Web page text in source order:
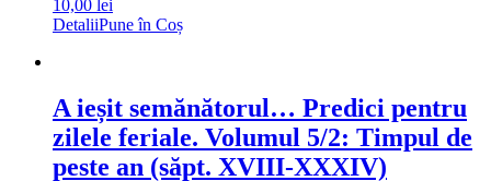
10,00 lei
DetaliiPune în Coș
A ieșit semănătorul… Predici pentru
zilele feriale. Volumul 5/2: Timpul de
peste an (săpt. XVIII-XXXIV)